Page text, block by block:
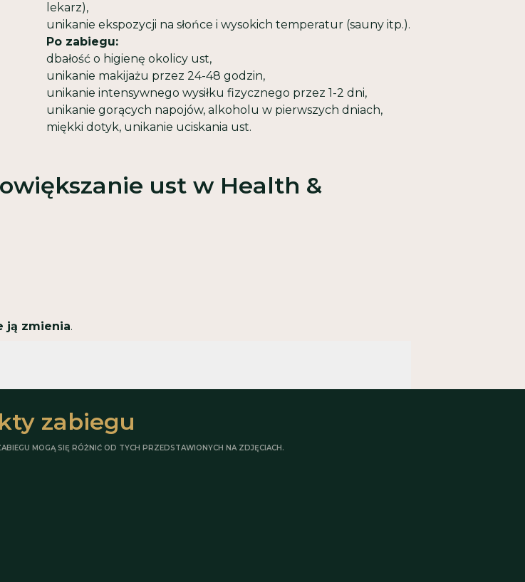
lekarz),
unikanie ekspozycji na słońce i wysokich temperatur (sauny itp.).
Po zabiegu:
dbałość o higienę okolicy ust,
unikanie makijażu przez 24-48 godzin,
unikanie intensywnego wysiłku fizycznego przez 1-2 dni,
unikanie gorących napojów, alkoholu w pierwszych dniach,
miękki dotyk, unikanie uciskania ust.
ust w Health &
ją zmienia.
Czynne infekcje bakteryjne, wirusowe i grzybicze skóry
zabiegu
MOGĄ SIĘ RÓŻNIĆ OD TYCH PRZEDSTAWIONYCH NA ZDJĘCIACH.